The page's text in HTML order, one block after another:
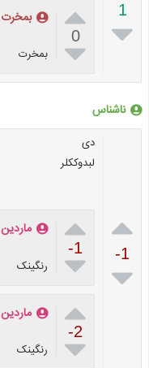
1


0

بمخرت
بمخرت
ناشناس

-1

دی
لبدوککلر

-1

ماردین
رنگینک

-2

ماردین
رنگینک